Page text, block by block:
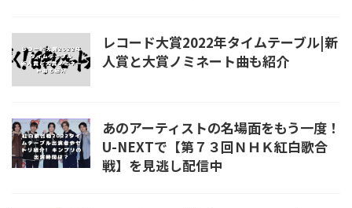
レコード大賞2022年タイムテーブル|新
人賞と大賞ノミネート曲も紹介
あのアーティストの名場面をもう一度！
U-NEXTで【第７３回ＮＨＫ紅白歌合
戦】を見逃し配信中